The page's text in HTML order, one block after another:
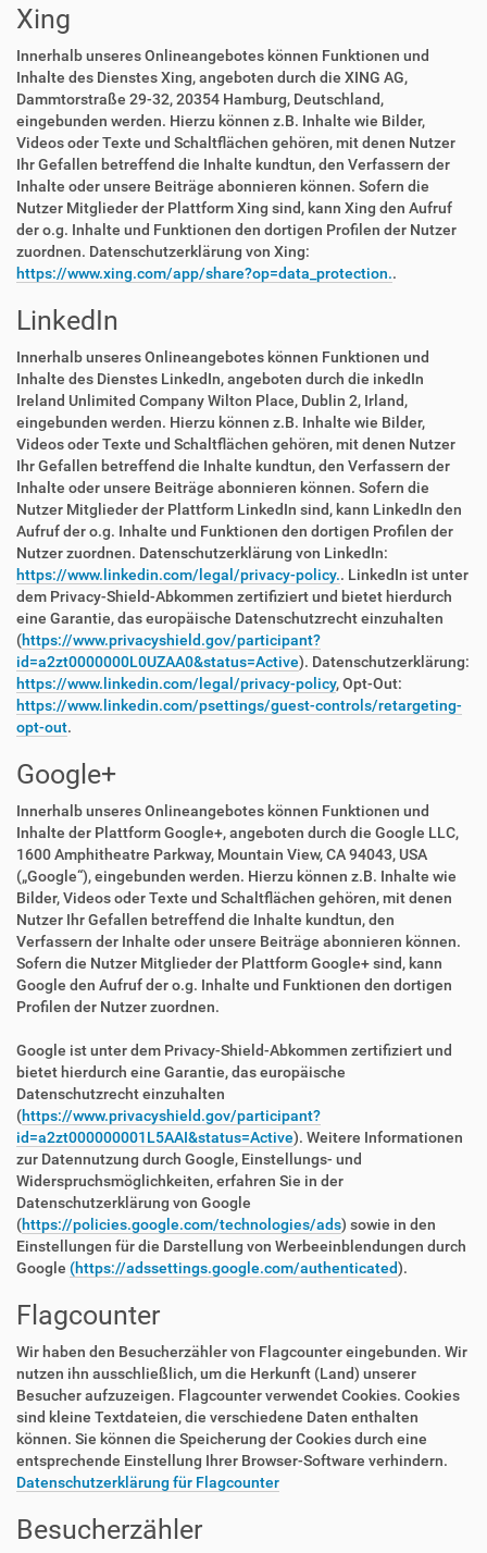
Xing
Innerhalb unseres Onlineangebotes können Funktionen und
Inhalte des Dienstes Xing, angeboten durch die XING AG,
Dammtorstraße 29-32, 20354 Hamburg, Deutschland,
eingebunden werden. Hierzu können z.B. Inhalte wie Bilder,
Videos oder Texte und Schaltflächen gehören, mit denen Nutzer
Ihr Gefallen betreffend die Inhalte kundtun, den Verfassern der
Inhalte oder unsere Beiträge abonnieren können. Sofern die
Nutzer Mitglieder der Plattform Xing sind, kann Xing den Aufruf
der o.g. Inhalte und Funktionen den dortigen Profilen der Nutzer
zuordnen. Datenschutzerklärung von Xing:
https://www.xing.com/app/share?op=data_protection..
LinkedIn
Innerhalb unseres Onlineangebotes können Funktionen und
Inhalte des Dienstes LinkedIn, angeboten durch die inkedIn
Ireland Unlimited Company Wilton Place, Dublin 2, Irland,
eingebunden werden. Hierzu können z.B. Inhalte wie Bilder,
Videos oder Texte und Schaltflächen gehören, mit denen Nutzer
Ihr Gefallen betreffend die Inhalte kundtun, den Verfassern der
Inhalte oder unsere Beiträge abonnieren können. Sofern die
Nutzer Mitglieder der Plattform LinkedIn sind, kann LinkedIn den
Aufruf der o.g. Inhalte und Funktionen den dortigen Profilen der
Nutzer zuordnen. Datenschutzerklärung von LinkedIn:
https://www.linkedin.com/legal/privacy-policy.. LinkedIn ist unter
dem Privacy-Shield-Abkommen zertifiziert und bietet hierdurch
eine Garantie, das europäische Datenschutzrecht einzuhalten
(https://www.privacyshield.gov/participant?
id=a2zt0000000L0UZAA0&status=Active). Datenschutzerklärung:
https://www.linkedin.com/legal/privacy-policy, Opt-Out:
https://www.linkedin.com/psettings/guest-controls/retargeting-
opt-out.
Google+
Innerhalb unseres Onlineangebotes können Funktionen und
Inhalte der Plattform Google+, angeboten durch die Google LLC,
1600 Amphitheatre Parkway, Mountain View, CA 94043, USA
(„Google“), eingebunden werden. Hierzu können z.B. Inhalte wie
Bilder, Videos oder Texte und Schaltflächen gehören, mit denen
Nutzer Ihr Gefallen betreffend die Inhalte kundtun, den
Verfassern der Inhalte oder unsere Beiträge abonnieren können.
Sofern die Nutzer Mitglieder der Plattform Google+ sind, kann
Google den Aufruf der o.g. Inhalte und Funktionen den dortigen
Profilen der Nutzer zuordnen.
Google ist unter dem Privacy-Shield-Abkommen zertifiziert und
bietet hierdurch eine Garantie, das europäische
Datenschutzrecht einzuhalten
(https://www.privacyshield.gov/participant?
id=a2zt000000001L5AAI&status=Active). Weitere Informationen
zur Datennutzung durch Google, Einstellungs- und
Widerspruchsmöglichkeiten, erfahren Sie in der
Datenschutzerklärung von Google
(https://policies.google.com/technologies/ads) sowie in den
Einstellungen für die Darstellung von Werbeeinblendungen durch
Google (https://adssettings.google.com/authenticated).
Flagcounter
Wir haben den Besucherzähler von Flagcounter eingebunden. Wir
nutzen ihn ausschließlich, um die Herkunft (Land) unserer
Besucher aufzuzeigen. Flagcounter verwendet Cookies. Cookies
sind kleine Textdateien, die verschiedene Daten enthalten
können. Sie können die Speicherung der Cookies durch eine
entsprechende Einstellung Ihrer Browser-Software verhindern.
Datenschutzerklärung für Flagcounter
Besucherzähler